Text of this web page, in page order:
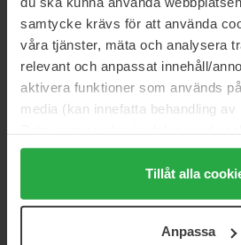
samtycke krävs för att använda
våra tjänster, mäta och analysera
relevant och anpassat innehåll/
aktivera funktioner som används
media (kan innefatta behandling av
Genom att trycka på "Tillåt alla
alla cookies, medan du under
användningen av cookies. Du kan
samt vår Integritetspolicy.
Tillåt alla
Anpassa
Vil du have de bedste beauty-nyheder
Vi giver dig de seneste trends, tips og
HURTIG LEVERING